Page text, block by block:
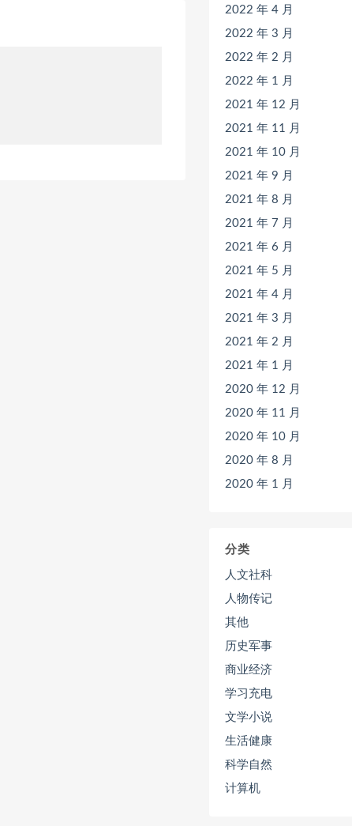
2022 年 4 月
2022 年 3 月
2022 年 2 月
2022 年 1 月
2021 年 12 月
2021 年 11 月
2021 年 10 月
2021 年 9 月
2021 年 8 月
2021 年 7 月
2021 年 6 月
2021 年 5 月
2021 年 4 月
2021 年 3 月
2021 年 2 月
2021 年 1 月
2020 年 12 月
2020 年 11 月
2020 年 10 月
2020 年 8 月
2020 年 1 月
分类
人文社科
人物传记
其他
历史军事
商业经济
学习充电
文学小说
生活健康
科学自然
计算机